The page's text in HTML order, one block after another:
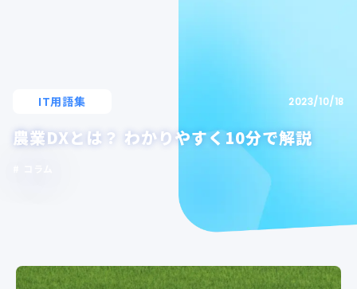
IT用語集 2023/10/18
農業DXとは？ わかりやすく10分で解説